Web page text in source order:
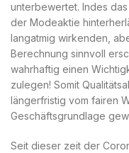
unterbewertet. Indes das
der Modeaktie
langatmig wirkenden,
Berechnung sinnvoll
wahrhaftig einen
zulegen! Somit
längerfristig vom fairen
Geschäftsgrundlage
Seit dieser zeit der